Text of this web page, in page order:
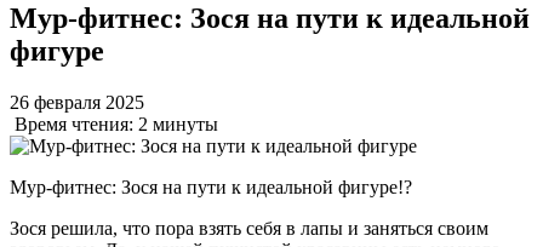
Мур-фитнес: Зося на пути к идеальной
фигуре
26 февраля 2025
Время чтения: 2 минуты
Мур-фитнес: Зося на пути к идеальной фигуре!?
Зося решила, что пора взять себя в лапы и заняться своим